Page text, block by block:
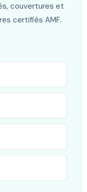
couvertures et
certifiés AMF.